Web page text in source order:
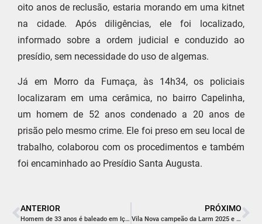
oito anos de reclusão, estaria morando em uma kitnet
na cidade. Após diligências, ele foi localizado,
informado sobre a ordem judicial e conduzido ao
presídio, sem necessidade do uso de algemas.
Já em Morro da Fumaça, às 14h34, os policiais
localizaram em uma cerâmica, no bairro Capelinha,
um homem de 52 anos condenado a 20 anos de
prisão pelo mesmo crime. Ele foi preso em seu local de
trabalho, colaborou com os procedimentos e também
foi encaminhado ao Presídio Santa Augusta.
ANTERIOR
Homem de 33 anos é baleado em Içara
PRÓXIMO
Vila Nova campeão da Larm 2025 e equipes içarenses recebem moções da Câmara Municipal de Içara